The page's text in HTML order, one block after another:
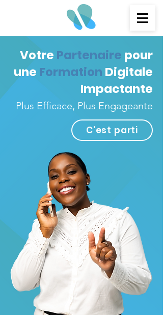
Votre Partenaire pour
une Formation Digitale
Impactante
Plus Efficace, Plus Engageante
C'est parti